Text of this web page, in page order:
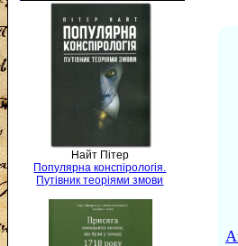
Найт Пітер
Популярна конспірологія.
Путівник теоріями змови